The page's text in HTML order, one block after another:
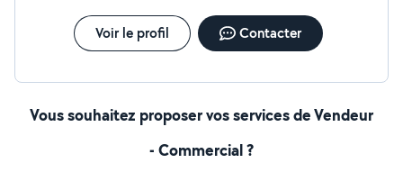
Voir le profil Contacter
Vous souhaitez proposer vos services de Vendeur
- Commercial ?